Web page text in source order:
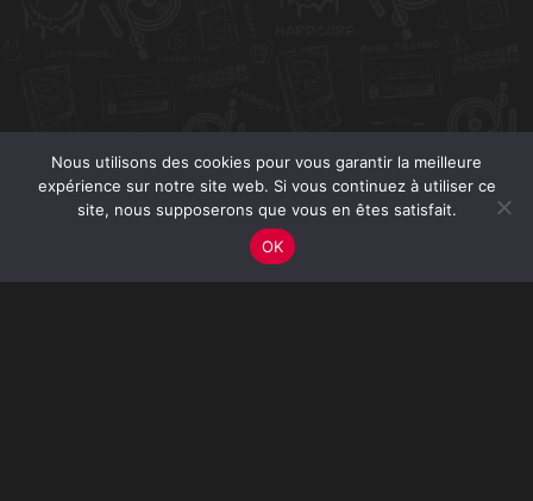
Nous utilisons des cookies pour vous garantir la meilleure
expérience sur notre site web. Si vous continuez à utiliser ce
site, nous supposerons que vous en êtes satisfait.
OK